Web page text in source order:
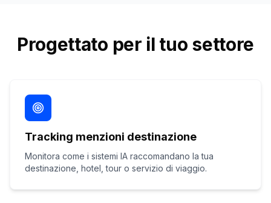
Progettato per il tuo settore
Tracking menzioni destinazione
Monitora come i sistemi IA raccomandano la tua
destinazione, hotel, tour o servizio di viaggio.